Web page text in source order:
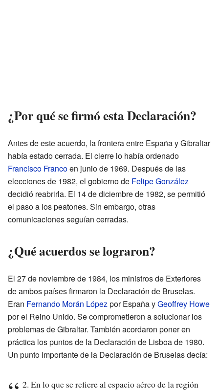
¿Por qué se firmó esta Declaración?
Antes de este acuerdo, la frontera entre España y Gibraltar
había estado cerrada. El cierre lo había ordenado
Francisco Francoen junio de 1969. Después de las
elecciones de 1982, el gobierno de Felipe González
decidió reabrirla. El 14 de diciembre de 1982, se permitió
el paso a los peatones. Sin embargo, otras
comunicaciones seguían cerradas.
¿Qué acuerdos se lograron?
El 27 de noviembre de 1984, los ministros de Exteriores
de ambos países firmaron la Declaración de Bruselas.
Eran Fernando Morán Lópezpor España yGeoffrey Howe
por el Reino Unido. Se comprometieron a solucionar los
problemas de Gibraltar. También acordaron poner en
práctica los puntos de la Declaración de Lisboa de 1980.
Un punto importante de la Declaración de Bruselas decía:
2. En lo que se refiere al espacio aéreo de la región